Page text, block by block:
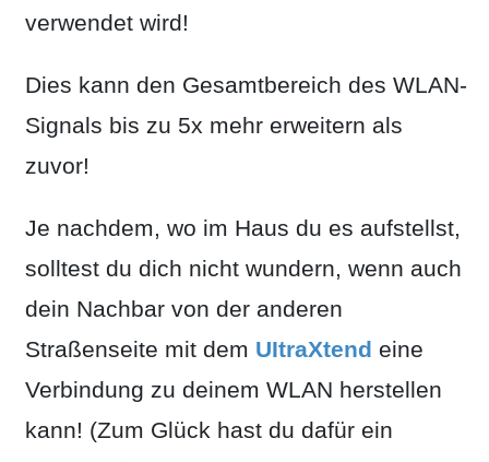
verwendet wird!
Dies kann den Gesamtbereich des WLAN-
Signals bis zu 5x mehr erweitern als
zuvor!
Je nachdem, wo im Haus du es aufstellst,
solltest du dich nicht wundern, wenn auch
dein Nachbar von der anderen
Straßenseite mit dem UItraXtend eine
Verbindung zu deinem WLAN herstellen
kann! (Zum Glück hast du dafür ein